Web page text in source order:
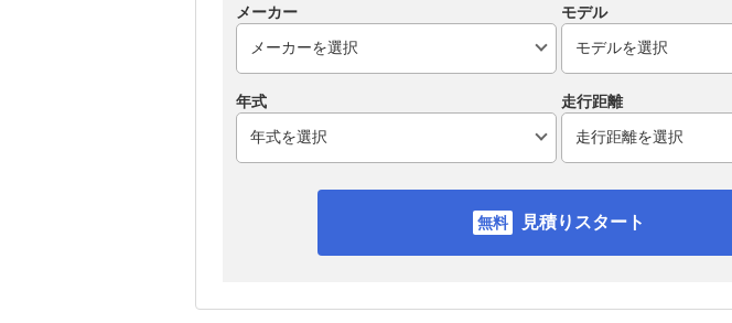
メーカー モデル
年式 走行距離
見積りスタート